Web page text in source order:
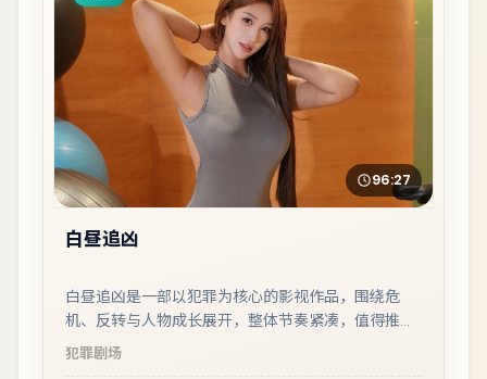
96:27
白昼追凶
白昼追凶是一部以犯罪为核心的影视作品，围绕危
机、反转与人物成长展开，整体节奏紧凑，值得推荐
观看。
犯罪剧场